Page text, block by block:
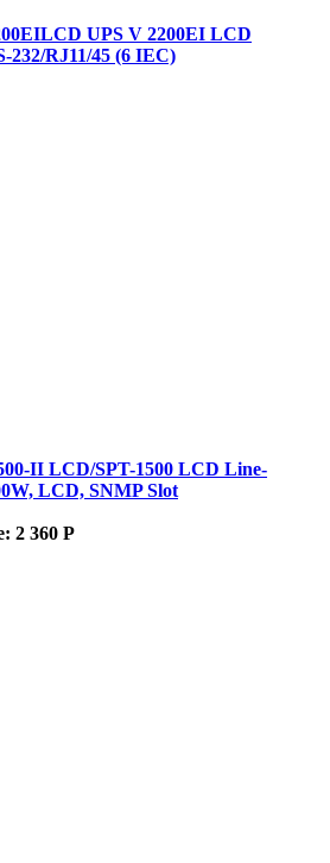
UPS V 2200EI LCD
232/RJ11/45 (6 IEC)
II LCD/SPT-1500 LCD Line-
LCD, SNMP Slot
2 360 Р